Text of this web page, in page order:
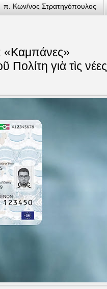
π. Κων/νος Στρατηγόπουλος
γιὰ τὶς νέες